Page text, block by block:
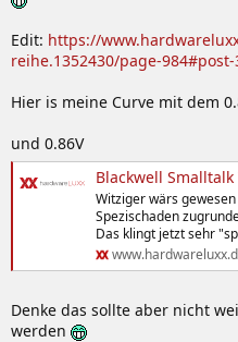
Edit: https://
reihe.1352430/page-984#post-
Hier is meine Curve mit dem
und 0.86V
Blackwell Smalltalk
Witziger wärs
Spezischaden
Das klingt jetzt sehr
Denke das sollte aber nicht
werden